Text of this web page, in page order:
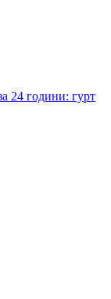
24 години: гурт